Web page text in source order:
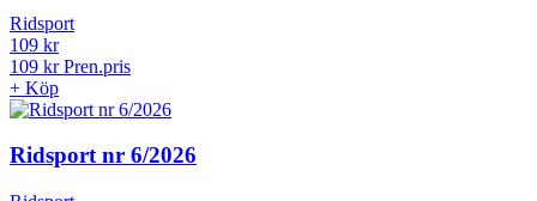
Ridsport
109 kr
109 krPren.pris
+ Köp
Ridsport nr 6/2026